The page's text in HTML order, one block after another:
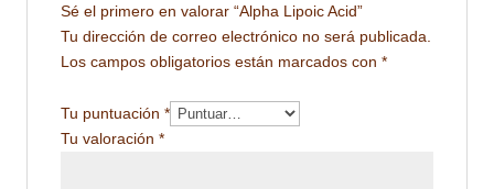
Sé el primero en valorar “Alpha Lipoic Acid”
Tu dirección de correo electrónico no será publicada.
Los campos obligatorios están marcados con *
Tu puntuación *
Tu valoración *